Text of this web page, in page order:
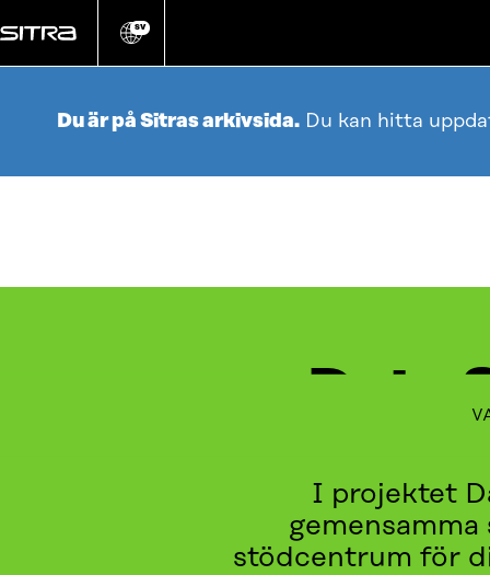
direkt
Ändra
språk
SV
Du är på Sitras arkivsida. Du kan hitta
Data
I projektet
stödcentrum för